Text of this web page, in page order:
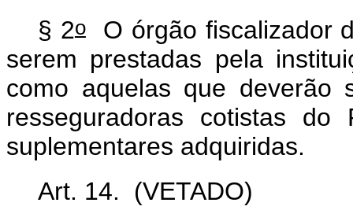
§ 2oO órgão fiscalizador
serem prestadas pela
como aquelas que deverão
resseguradoras cotistas
suplementares adquiridas.
Art. 14. (VETADO)